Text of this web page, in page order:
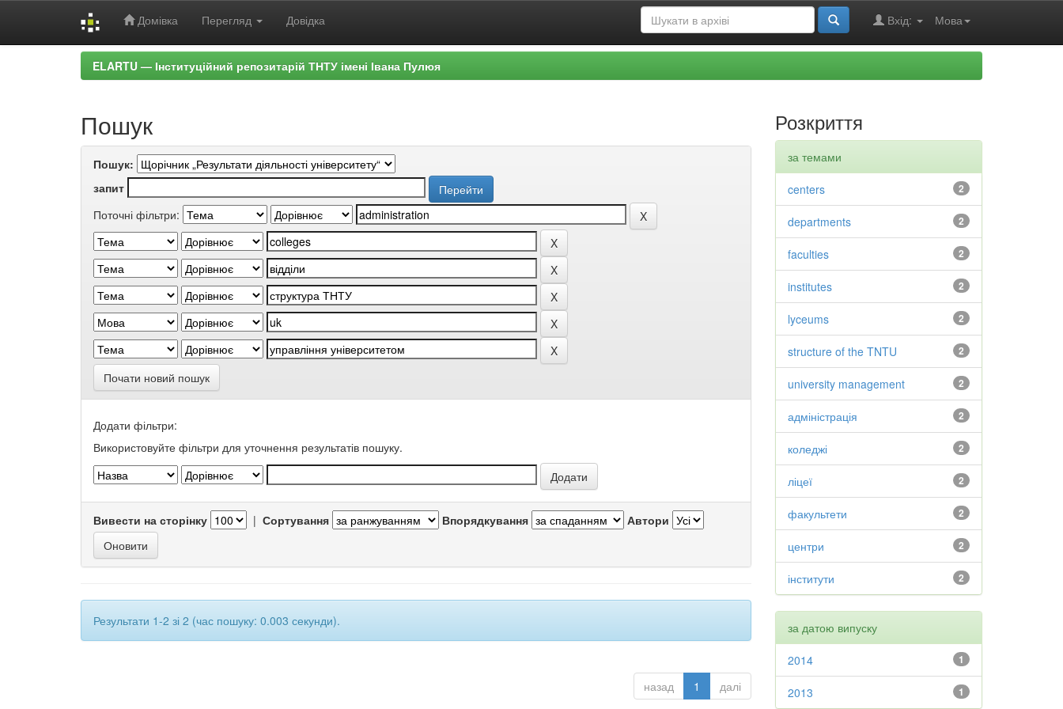
Домівка Перегляд Довідка Мова
Вхід:
ELARTU — Інституційний репозитарій ТНТУ імені Івана Пулюя
Пошук
Пошук:
запит
Поточні фільтри:
Почати новий пошук
Додати фільтри:
Використовуйте фільтри для уточнення результатів пошуку.
Вивести на сторінку | Сортування Впорядкування Автори
Результати 1-2 зі 2 (час пошуку: 0.003 секунди).
назад 1 далі
Розкриття
за темами
2
centers
2
departments
2
faculties
2
institutes
2
lyceums
2
structure of the TNTU
2
university management
2
адміністрація
2
коледжі
2
ліцеї
2
факультети
2
центри
2
інститути
за датою випуску
1
2014
1
2013